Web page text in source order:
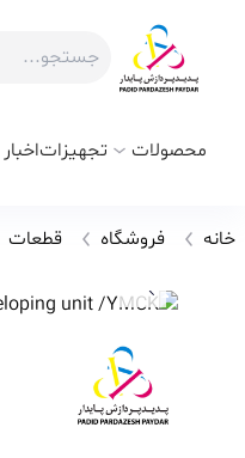
محصولات تجهیزات
خانه فروشگاه قطعات